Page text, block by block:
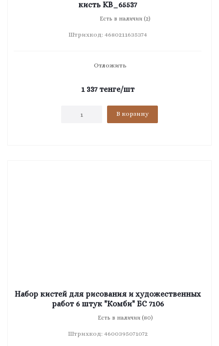
кисть KB_65537
Есть в наличии (2)
Штрихкод: 4680211635374
Отложить
1 337тенге/шт
В корзину
Набор кистей для рисования и художественных
работ 6 штук "Комби" БС 7106
Есть в наличии (80)
Штрихкод: 4600395071072